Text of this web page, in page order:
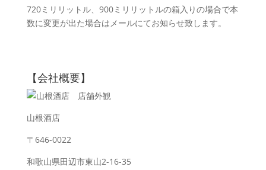
720ミリリットル、900ミリリットルの箱入りの場合で本
数に変更が出た場合はメールにてお知らせ致します。
【会社概要】
山根酒店
〒646-0022
和歌山県田辺市東山2-16-35